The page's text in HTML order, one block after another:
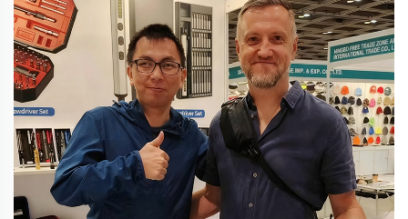
che avvitatori ad alte prestazioni...